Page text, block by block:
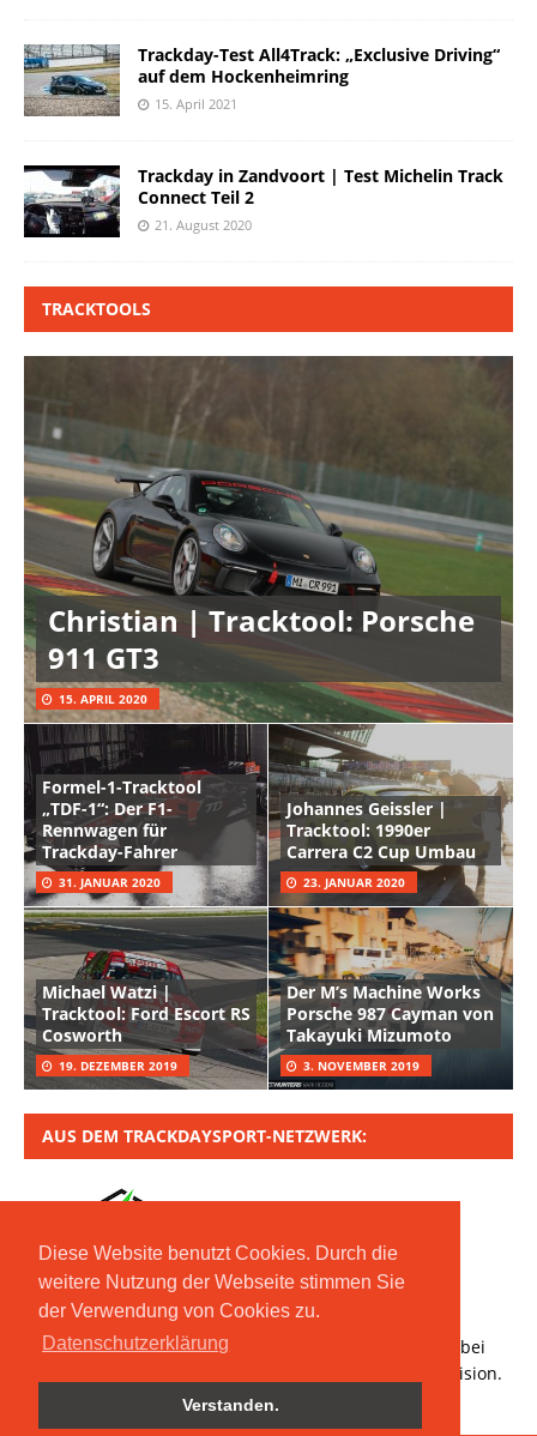
Diese Website benutzt Cookies. Durch die
weitere Nutzung der Webseite stimmen Sie
der Verwendung von Cookies zu.
Datenschutzerklärung
Verstanden.
Trackday-Test All4Track: „Exclusive Driving“
auf dem Hockenheimring
15. April 2021
Trackday in Zandvoort | Test Michelin Track
Connect Teil 2
21. August 2020
TRACKTOOLS
Christian | Tracktool: Porsche
911 GT3
15. APRIL 2020
Formel-1-Tracktool
„TDF-1“: Der F1-
Rennwagen für
Trackday-Fahrer
31. JANUAR 2020
Johannes Geissler |
Tracktool: 1990er
Carrera C2 Cup Umbau
23. JANUAR 2020
Michael Watzi |
Tracktool: Ford Escort RS
Cosworth
19. DEZEMBER 2019
Der M’s Machine Works
Porsche 987 Cayman von
Takayuki Mizumoto
3. NOVEMBER 2019
AUS DEM TRACKDAYSPORT-NETZWERK:
Copyright © 2020 Moritz Nolte GmbH | Mit *
gekennzeichnete Links sind Affiliate-Links. Bestellt ihr bei
den verlinkten Händlern, erhalten wir eine kleine Provision.